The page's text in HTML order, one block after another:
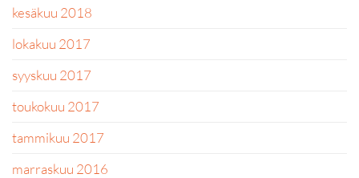
kesäkuu 2018
lokakuu 2017
syyskuu 2017
toukokuu 2017
tammikuu 2017
marraskuu 2016